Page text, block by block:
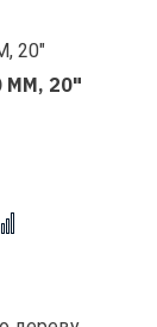
ММ, 20"